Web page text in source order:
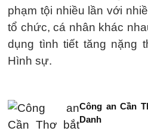
phạm tội nhiều lần với
tổ chức, cá nhân khác
dụng tình tiết tăng nặng
Hình sự.
Công an Cần
Danh